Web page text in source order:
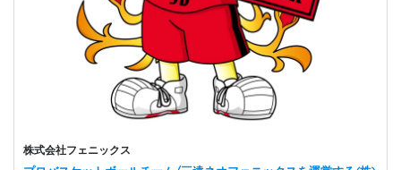
株式会社フェニックス